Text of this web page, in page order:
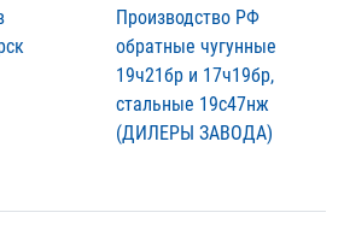
Производство РФ
обратные чугунные
19ч21бр и 17ч19бр,
стальные 19с47нж
(ДИЛЕРЫ ЗАВОДА)